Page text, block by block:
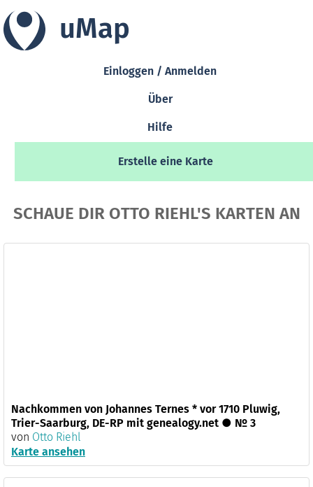
uMap
Einloggen / Anmelden
Über
Hilfe
Erstelle eine Karte
SCHAUE DIR OTTO RIEHL'S KARTEN AN
Nachkommen von Johannes Ternes * vor 1710 Pluwig,
Trier-Saarburg, DE-RP mit genealogy.net ● № 3
von Otto Riehl
Karte ansehen